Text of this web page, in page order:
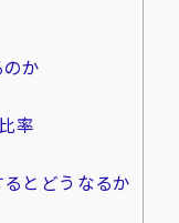
か
率
とどうなるか